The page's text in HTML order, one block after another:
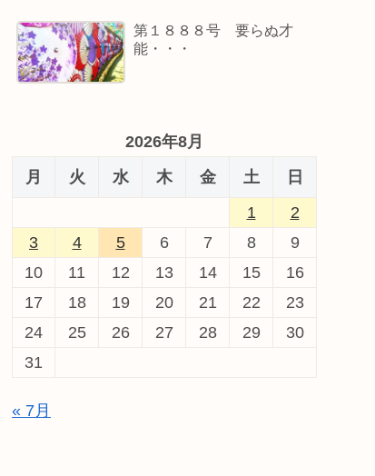
第１８８８号 要らぬ才
能・・・
2026年8月
月
火 水 木 金 土
日
1
2
3
4 5 6 7 8
9
10
11 12 13 14 15
16
17
18 19 20 21 22
23
24
25 26 27 28 29
30
31
« 7月